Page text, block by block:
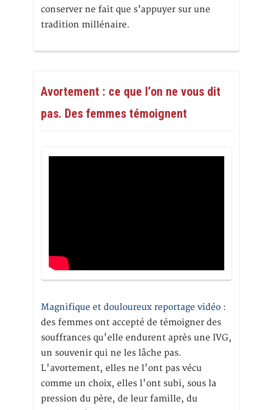
conserver ne fait que s’appuyer sur une
tradition millénaire.
Avortement : ce que l’on ne vous dit
pas. Des femmes témoignent
Magnifique et douloureux reportage vidéo :
des femmes ont accepté de témoigner des
souffrances qu'elle endurent après une IVG,
un souvenir qui ne les lâche pas.
L'avortement, elles ne l'ont pas vécu
comme un choix, elles l'ont subi, sous la
pression du père, de leur famille, du